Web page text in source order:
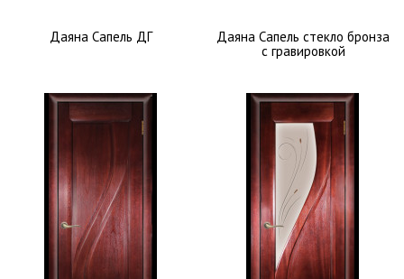
Даяна Сапель ДГ
Даяна Сапель стекло бронза
с гравировкой